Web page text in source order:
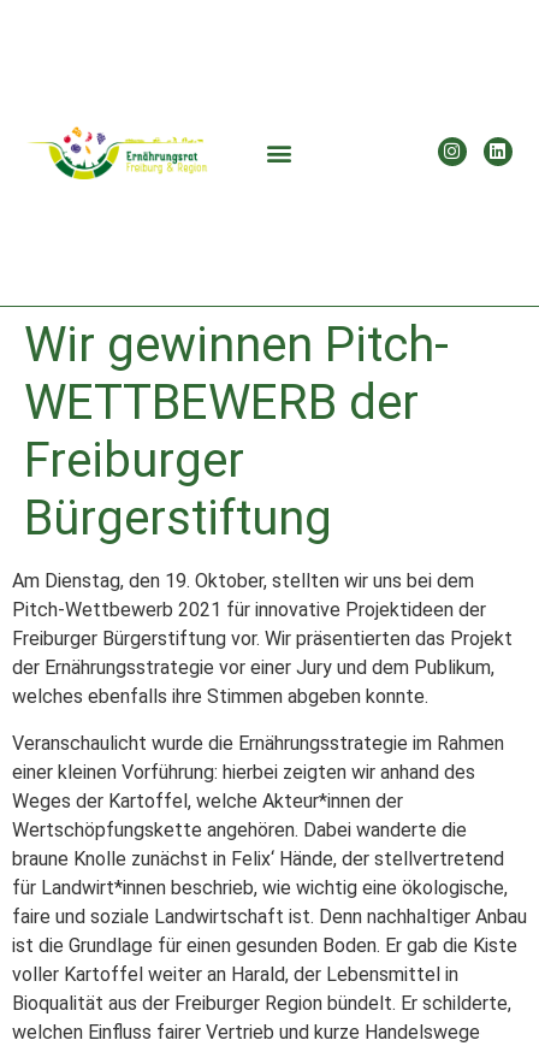
Wir gewinnen Pitch-
WETTBEWERB der
Freiburger
Bürgerstiftung
Am Dienstag, den 19. Oktober, stellten wir uns bei dem
Pitch-Wettbewerb 2021 für innovative Projektideen der
Freiburger Bürgerstiftung vor. Wir präsentierten das Projekt
der Ernährungsstrategie vor einer Jury und dem Publikum,
welches ebenfalls ihre Stimmen abgeben konnte.
Veranschaulicht wurde die Ernährungsstrategie im Rahmen
einer kleinen Vorführung: hierbei zeigten wir anhand des
Weges der Kartoffel, welche Akteur*innen der
Wertschöpfungskette angehören. Dabei wanderte die
braune Knolle zunächst in Felix‘ Hände, der stellvertretend
für Landwirt*innen beschrieb, wie wichtig eine ökologische,
faire und soziale Landwirtschaft ist. Denn nachhaltiger Anbau
ist die Grundlage für einen gesunden Boden. Er gab die Kiste
voller Kartoffel weiter an Harald, der Lebensmittel in
Bioqualität aus der Freiburger Region bündelt. Er schilderte,
welchen Einfluss fairer Vertrieb und kurze Handelswege